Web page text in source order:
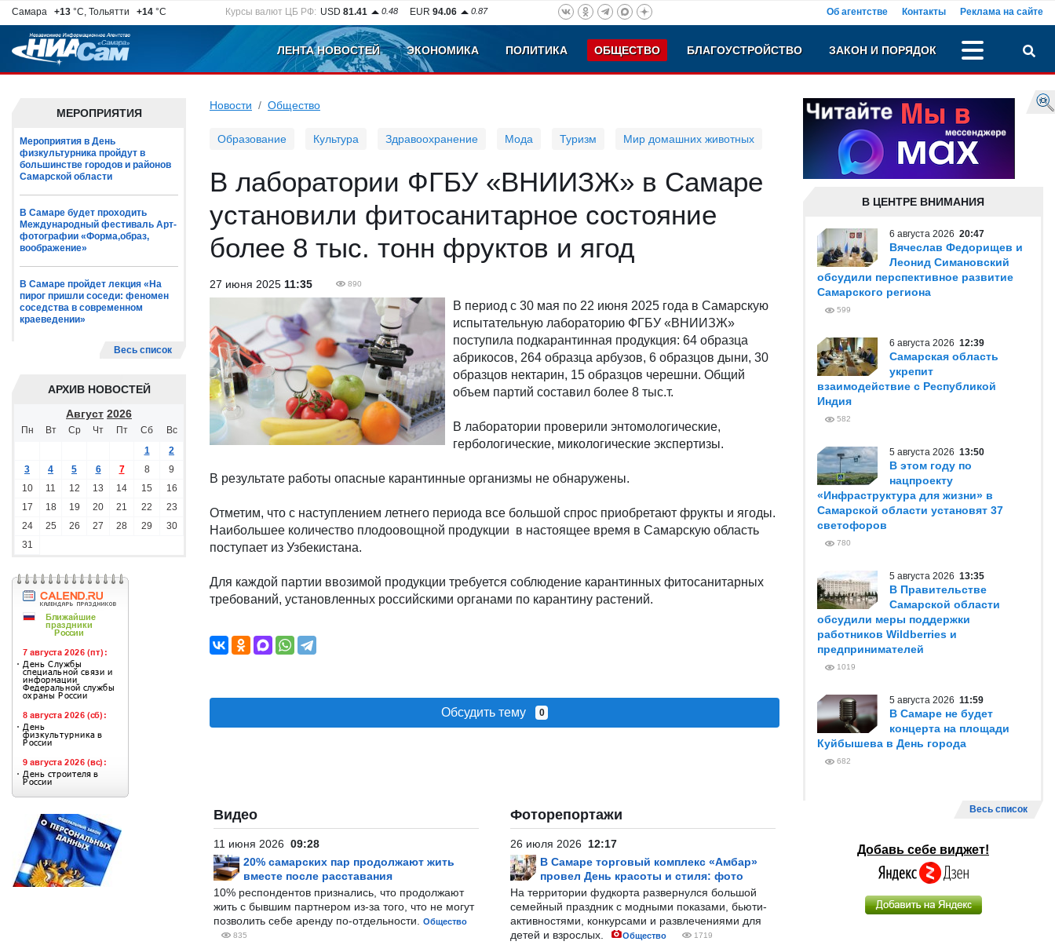
Самара +13 °C, Тольятти +14 °C Курсы валют ЦБ РФ: USD 81.41 0.48 EUR 94.06 0.87 Об агентстве Контакты Реклама на сайте
ЛЕНТА НОВОСТЕЙ ЭКОНОМИКА ПОЛИТИКА ОБЩЕСТВО БЛАГОУСТРОЙСТВО ЗАКОН И ПОРЯДОК
МЕРОПРИЯТИЯ
Мероприятия в День
физкультурника пройдут в
большинстве городов и районов
Самарской области
В Самаре будет проходить
Международный фестиваль Арт-
фотографии «Форма,образ,
воображение»
В Самаре пройдет лекция «На
пирог пришли соседи: феномен
соседства в современном
краеведении»
Весь список
АРХИВ НОВОСТЕЙ
Август 2026
Пн Вт Ср Чт Пт Сб
Вс
1
2
3
4 5 6 7 8
9
10
11 12 13 14 15
16
17
18 19 20 21 22
23
24
25 26 27 28 29
30
31
Новости Общество
Образование Культура Здравоохранение Мода Туризм Мир домашних животных
В лаборатории ФГБУ «ВНИИЗЖ» в Самаре
установили фитосанитарное состояние
более 8 тыс. тонн фруктов и ягод
27 июня 2025 11:35 890
В период с 30 мая по 22 июня 2025 года в Самарскую
испытательную лабораторию ФГБУ «ВНИИЗЖ»
поступила подкарантинная продукция: 64 образца
абрикосов, 264 образца арбузов, 6 образцов дыни, 30
образцов нектарин, 15 образцов черешни. Общий
объем партий составил более 8 тыс.т.
В лаборатории проверили энтомологические,
гербологические, микологические экспертизы.
В результате работы опасные карантинные организмы не обнаружены.
Отметим, что с наступлением летнего периода все большой спрос приобретают фрукты и ягоды.
Наибольшее количество плодоовощной продукции в настоящее время в Самарскую область
поступает из Узбекистана.
Для каждой партии ввозимой продукции требуется соблюдение карантинных фитосанитарных
требований, установленных российскими органами по карантину растений.
Обсудить тему 0
Видео
11 июня 2026 09:28
20% самарских пар продолжают жить
вместе после расставания
10% респондентов признались, что продолжают
жить с бывшим партнером из-за того, что не могут
позволить себе аренду по-отдельности.
Общество
835
Фоторепортажи
26 июля 2026 12:17
В Самаре торговый комплекс «Амбар»
провел День красоты и стиля: фото
На территории фудкорта развернулся большой
семейный праздник с модными показами, бьюти-
активностями, конкурсами и развлечениями для
детей и взрослых.
Общество 1719
В ЦЕНТРЕ ВНИМАНИЯ
6 августа 2026 20:47
Вячеслав Федорищев и
Леонид Симановский
обсудили перспективное развитие
Самарского региона
599
6 августа 2026 12:39
Самарская область
укрепит
взаимодействие с Республикой
Индия
582
5 августа 2026 13:50
В этом году по
нацпроекту
«Инфраструктура для жизни» в
Самарской области установят 37
светофоров
780
5 августа 2026 13:35
В Правительстве
Самарской области
обсудили меры поддержки
работников Wildberries и
предпринимателей
1019
5 августа 2026 11:59
В Самаре не будет
концерта на площади
Куйбышева в День города
682
Весь список
Добавь себе виджет!